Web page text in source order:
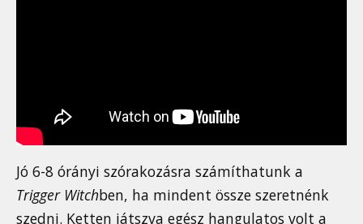
Jó 6-8 órányi szórakozásra számíthatunk a
Trigger Witchben, ha mindent össze szeretnénk
szedni. Ketten játszva egész hangulatos volt a